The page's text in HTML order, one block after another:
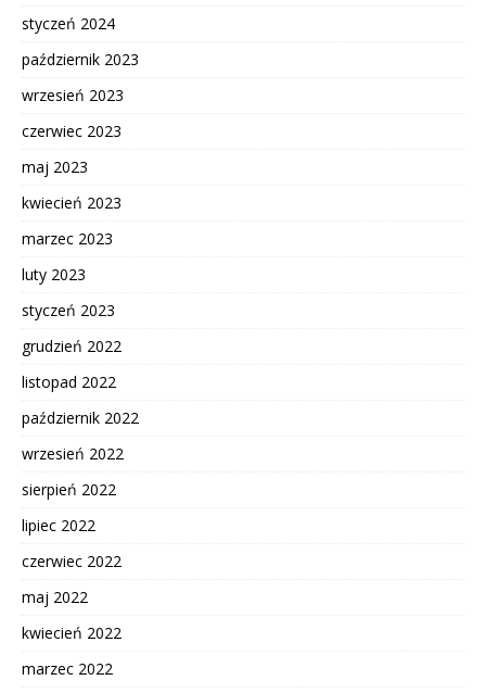
styczeń 2024
październik 2023
wrzesień 2023
czerwiec 2023
maj 2023
kwiecień 2023
marzec 2023
luty 2023
styczeń 2023
grudzień 2022
listopad 2022
październik 2022
wrzesień 2022
sierpień 2022
lipiec 2022
czerwiec 2022
maj 2022
kwiecień 2022
marzec 2022